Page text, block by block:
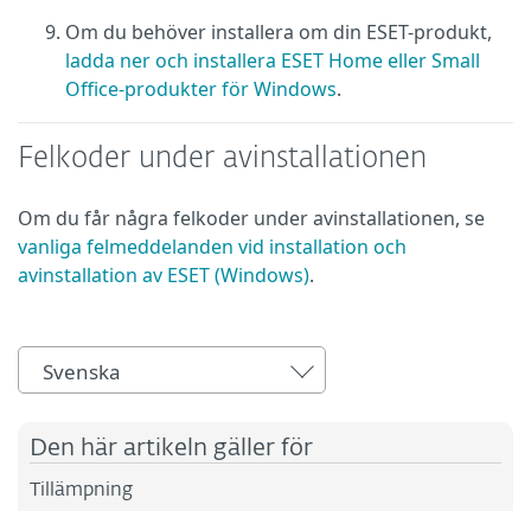
Om du behöver installera om din ESET-produkt,
ladda ner och installera ESET Home eller Small
Office-produkter för Windows.
Felkoder under avinstallationen
Om du får några felkoder under avinstallationen, se
vanliga felmeddelanden vid installation och
avinstallation av ESET (Windows).
Svenska
Den här artikeln gäller för
Tillämpning